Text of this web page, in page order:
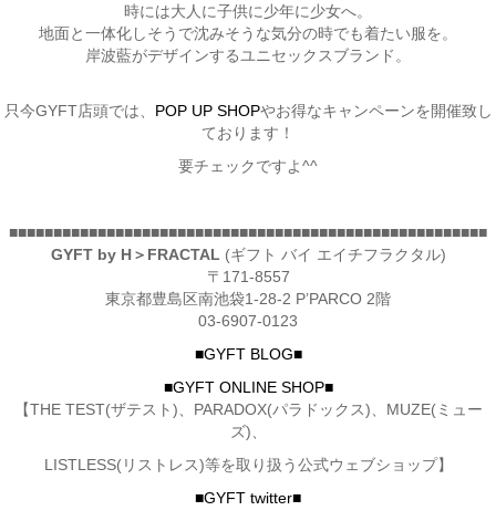
時には大人に子供に少年に少女へ。
地面と一体化しそうで沈みそうな気分の時でも着たい服を。
岸波藍がデザインするユニセックスブランド。
只今GYFT店頭では、 POP UP SHOPやお得なキャンペーンを開催致し
ております！
要チェックですよ^^
■■■■■■■■■■■■■■■■■■■■■■■■■■■■■■■■■■■■■■■■■■■■■■■■■■■■■■
GYFT by H＞FRACTAL (ギフト バイ エイチフラクタル)
〒171-8557
東京都豊島区南池袋1-28-2 P’PARCO 2階
03-6907-0123
■GYFT BLOG■
■GYFT ONLINE SHOP■
【THE TEST(ザテスト)、PARADOX(パラドックス)、MUZE(ミュー
ズ)、
LISTLESS(リストレス)等を取り扱う公式ウェブショップ】
■GYFT twitter■